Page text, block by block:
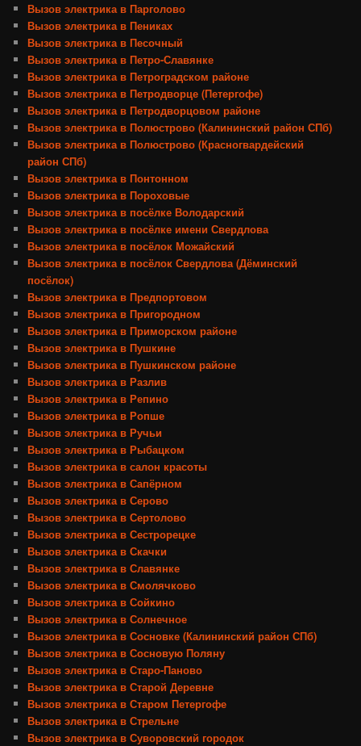
Вызов электрика в Парголово
Вызов электрика в Пениках
Вызов электрика в Песочный
Вызов электрика в Петро-Славянке
Вызов электрика в Петроградском районе
Вызов электрика в Петродворце (Петергофе)
Вызов электрика в Петродворцовом районе
Вызов электрика в Полюстрово (Калининский район СПб)
Вызов электрика в Полюстрово (Красногвардейский
район СПб)
Вызов электрика в Понтонном
Вызов электрика в Пороховые
Вызов электрика в посёлке Володарский
Вызов электрика в посёлке имени Свердлова
Вызов электрика в посёлок Можайский
Вызов электрика в посёлок Свердлова (Дёминский
посёлок)
Вызов электрика в Предпортовом
Вызов электрика в Пригородном
Вызов электрика в Приморском районе
Вызов электрика в Пушкине
Вызов электрика в Пушкинском районе
Вызов электрика в Разлив
Вызов электрика в Репино
Вызов электрика в Ропше
Вызов электрика в Ручьи
Вызов электрика в Рыбацком
Вызов электрика в салон красоты
Вызов электрика в Сапёрном
Вызов электрика в Серово
Вызов электрика в Сертолово
Вызов электрика в Сестрорецке
Вызов электрика в Скачки
Вызов электрика в Славянке
Вызов электрика в Смолячково
Вызов электрика в Сойкино
Вызов электрика в Солнечное
Вызов электрика в Сосновке (Калининский район СПб)
Вызов электрика в Сосновую Поляну
Вызов электрика в Старо-Паново
Вызов электрика в Старой Деревне
Вызов электрика в Старом Петергофе
Вызов электрика в Стрельне
Вызов электрика в Суворовский городок